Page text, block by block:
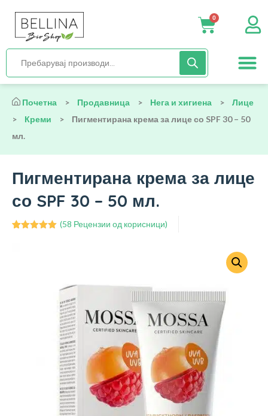
0
Почетна > Продавница > Нега и хигиена >
Лице
>
Креми >
Пигментирана крема за лице со SPF 30 – 50
мл.
Пигментирана крема за лице
со SPF 30 – 50 мл.
(58 Рецензии од корисници)